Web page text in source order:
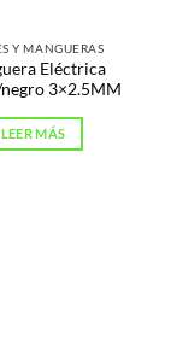
Y MANGUERAS
Eléctrica
3×2.5MM
LEER MÁS